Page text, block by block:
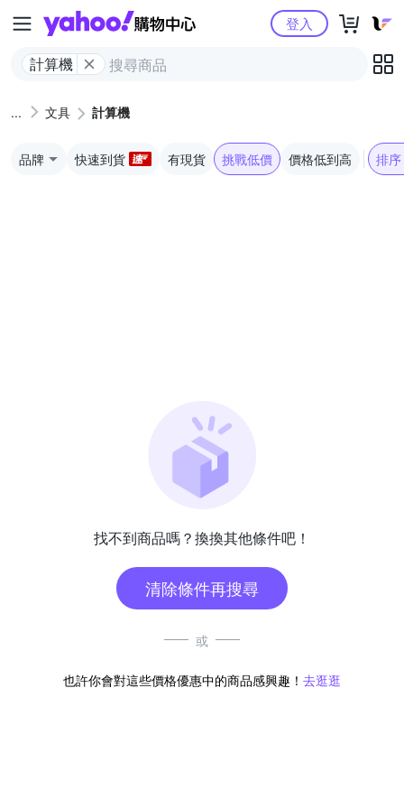
Yahoo購物中心
計算機
登入
文具 計算機
品牌 快速到貨 有現貨 挑戰低價 價格低到高 排序
找不到商品嗎？換換其他條件吧！
清除條件再搜尋
或
也許你會對這些價格優惠中的商品感興趣！ 去逛逛